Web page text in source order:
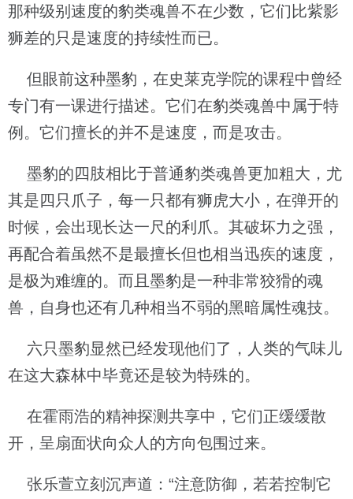
那种级别速度的豹类魂兽不在少数，它们比紫影
狮差的只是速度的持续性而已。
但眼前这种墨豹，在史莱克学院的课程中曾经
专门有一课进行描述。它们在豹类魂兽中属于特
例。它们擅长的并不是速度，而是攻击。
墨豹的四肢相比于普通豹类魂兽更加粗大，尤
其是四只爪子，每一只都有狮虎大小，在弹开的
时候，会出现长达一尺的利爪。其破坏力之强，
再配合着虽然不是最擅长但也相当迅疾的速度，
是极为难缠的。而且墨豹是一种非常狡猾的魂
兽，自身也还有几种相当不弱的黑暗属性魂技。
六只墨豹显然已经发现他们了，人类的气味儿
在这大森林中毕竟还是较为特殊的。
在霍雨浩的精神探测共享中，它们正缓缓散
开，呈扇面状向众人的方向包围过来。
张乐萱立刻沉声道：“注意防御，若若控制它